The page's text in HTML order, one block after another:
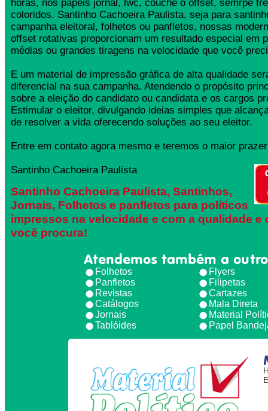
horas, nos papeis jornal, lwc, couche o offset, semrpe
coloridos. Santinho Cachoeira Paulista, seja para
campanha eleitoral, folhetos ou panfletos, nossas
offset rotativas proporcionam um resultado especial em
médias ou grandes tiragens na velocidade que você
E um material de impressão gráfica de alta qualidade
diferencial na sua campanha. Atendendo o propósito
sobre a eleição do candidato ou candidata e os cargos
Estimular o eleitor, divulgando ideias simples que
de resolver a vida oferecendo soluções ao seu eleitor.
Entre em contato agora mesmo e teremos o maior
Santinho Cachoeira Paulista
Santinho Cachoeira Paulista, Santinhos,
Jornais, Folhetos e panfletos para políticos
impressos na velocidade e com a qualidade e
você procura!
Atendemos também a
Folhetos
Panfletos
Revistas
Catálogos
Jornais
Tablóides
Flyers
Filipetas
Cartazes
Mala Direta
Material
Papel